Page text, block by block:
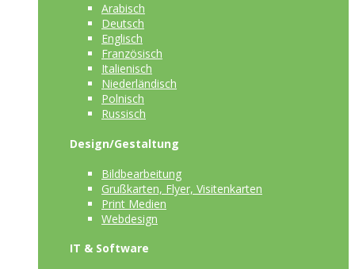
Arabisch
Deutsch
Englisch
Französisch
Italienisch
Niederländisch
Polnisch
Russisch
Design/Gestaltung
Bildbearbeitung
Grußkarten, Flyer, Visitenkarten
Print Medien
Webdesign
IT & Software